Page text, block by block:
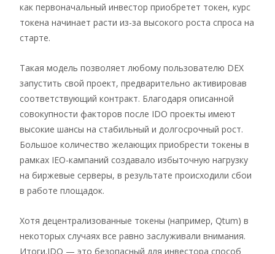
как первоначальный инвестор приобретет токен, курс
токена начинает расти из-за высокого роста спроса на
старте.
Такая модель позволяет любому пользователю DEX
запустить свой проект, предварительно активировав
соответствующий контракт. Благодаря описанной
совокупности факторов после IDO проекты имеют
высокие шансы на стабильный и долгосрочный рост.
Большое количество желающих приобрести токены в
рамках IEO-кампаний создавало избыточную нагрузку
на биржевые серверы, в результате происходили сбои
в работе площадок.
Хотя децентрализованные токены (например, Qtum) в
некоторых случаях все равно заслуживали внимания.
Итоги.IDO — это безопасный для инвестора способ